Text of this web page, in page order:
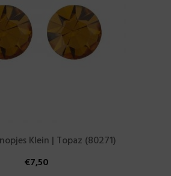
Klein | Topaz (80271)
€7,50